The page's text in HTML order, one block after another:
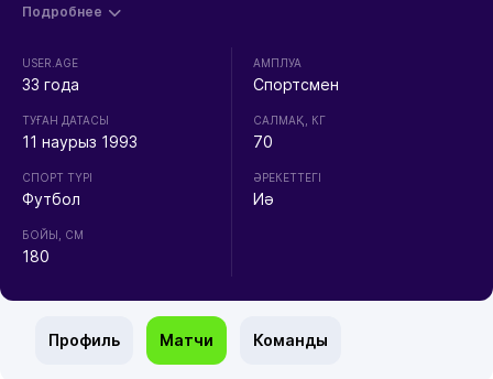
Подробнее
USER.AGE
33 года
ТУҒАН ДАТАСЫ
11 наурыз 1993
СПОРТ ТҮРІ
Футбол
БОЙЫ, СМ
180
АМПЛУА
Спортсмен
CАЛМАҚ, КГ
70
ӘРЕКЕТТЕГІ
Иә
Профиль Матчи Команды